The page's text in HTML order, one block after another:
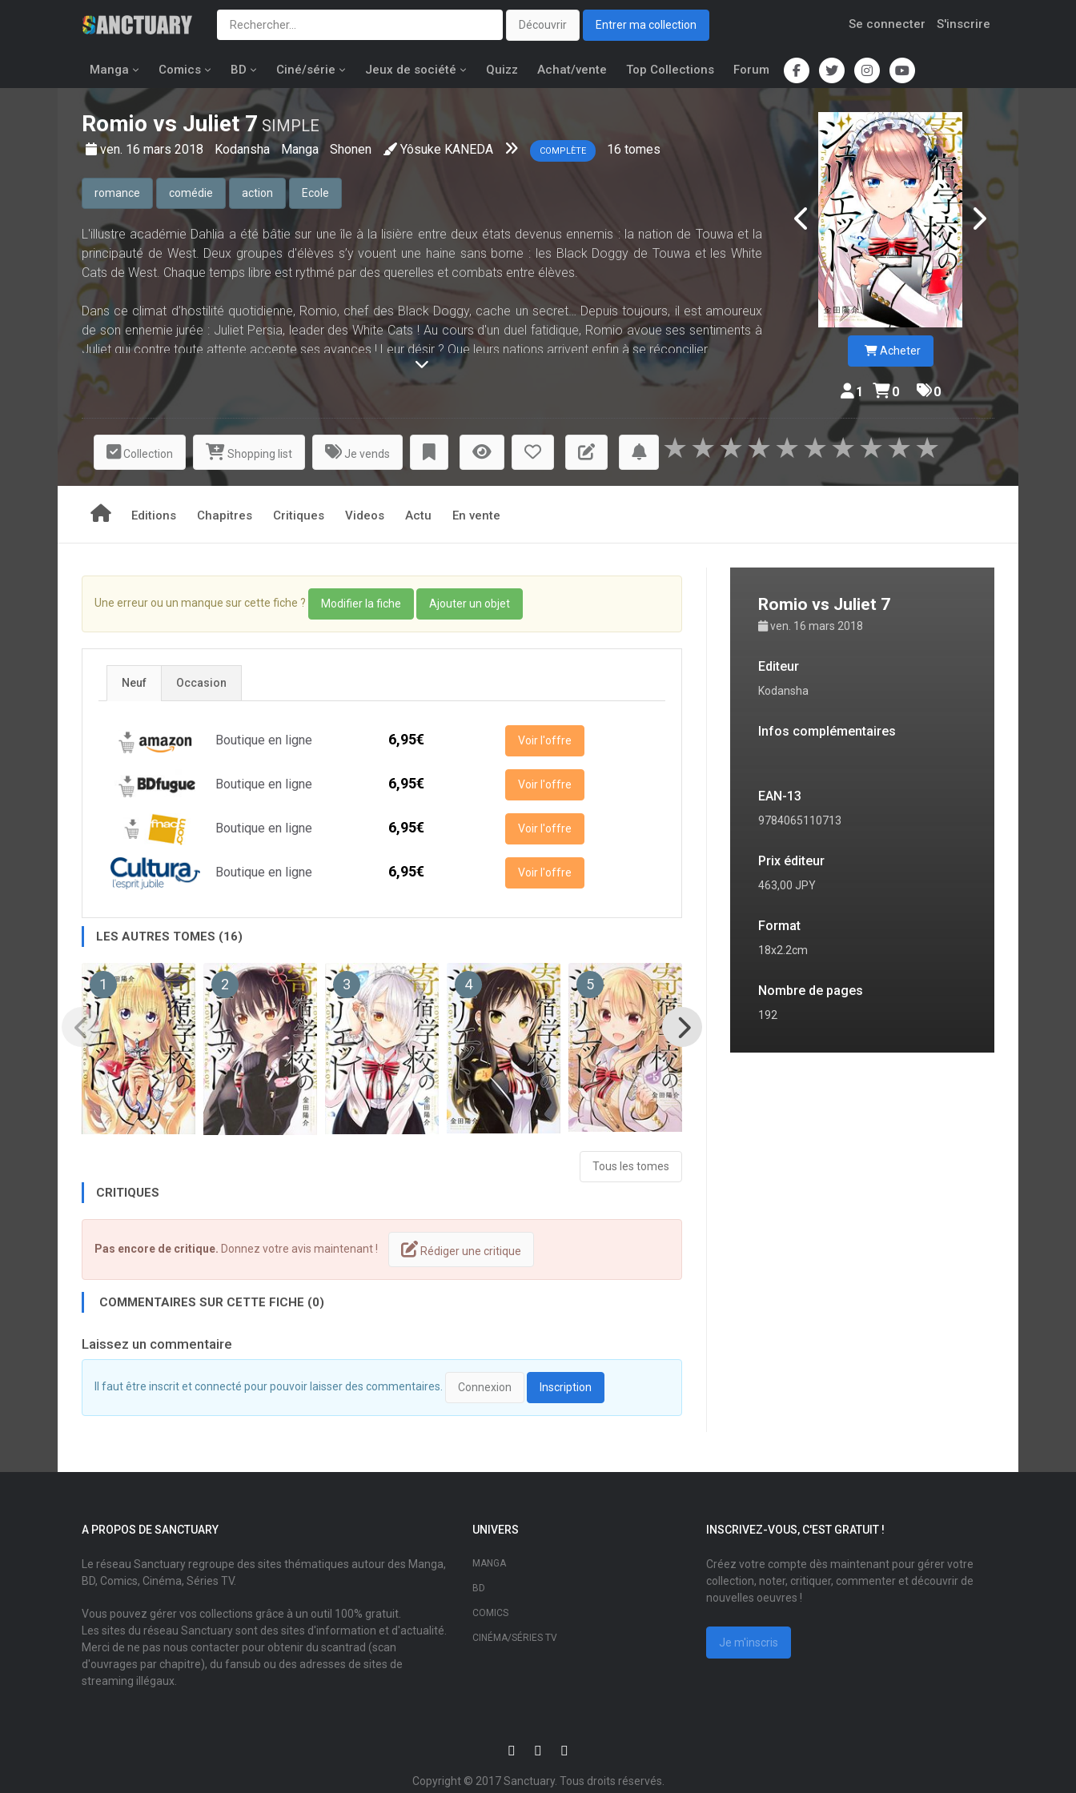
Découvrir Entrer ma collection Se connecter S'inscrire
Manga Comics BD Ciné/série Jeux de société Quizz Achat/vente Top Collections Forum
Romio vs Juliet7 SIMPLE
ven. 16 mars 2018 Kodansha Manga Shonen Yôsuke KANEDA COMPLÈTE 16 tomes
romance comédie action Ecole
L'illustre académie Dahlia a été bâtie sur une île à la lisière entre deux états devenus ennemis : la nation de Touwa et la
principauté de West. Deux groupes d'élèves s’y vouent une haine sans borne : les Black Doggy de Touwa et les White
Cats de West. Chaque temps libre est rythmé par des querelles et combats entre élèves.
Dans ce climat d’hostilité quotidienne, Romio, chef des Black Doggy, cache un secret… Depuis toujours, il est amoureux
de son ennemie jurée : Juliet Persia, leader des White Cats ! Au cours d'un duel fatidique, Romio avoue ses sentiments à
Juliet qui contre toute attente accepte ses avances ! Leur désir ? Que leurs nations arrivent enfin à se réconcilier.
Acheter
1 0 0
Collection Shopping list Je vends ★
★
★
★
★
★
★
★
★
★
Editions Chapitres Critiques Videos Actu En vente
Une erreur ou un manque sur cette fiche ? Modifier la fiche Ajouter un objet
Neuf Occasion
Boutique en ligne 6,95€ Voir l'offre
Boutique en ligne 6,95€ Voir l'offre
Boutique en ligne 6,95€ Voir l'offre
Boutique en ligne 6,95€ Voir l'offre
LES AUTRES TOMES (16)
1 2 3 4 5 7
Tous les tomes
CRITIQUES
Pas encore de critique. Donnez votre avis maintenant ! Rédiger une critique
COMMENTAIRES SUR CETTE FICHE (0)
Laissez un commentaire
Il faut être inscrit et connecté pour pouvoir laisser des commentaires. Connexion Inscription
Romio vs Juliet 7
ven. 16 mars 2018
Editeur
Kodansha
Infos complémentaires
EAN-13
9784065110713
Prix éditeur
463,00 JPY
Format
18x2.2cm
Nombre de pages
192
A PROPOS DE SANCTUARY
Le réseau Sanctuary regroupe des sites thématiques autour des Manga,
BD, Comics, Cinéma, Séries TV.
Vous pouvez gérer vos collections grâce à un outil 100% gratuit.
Les sites du réseau Sanctuary sont des sites d'information et d'actualité.
Merci de ne pas nous contacter pour obtenir du scantrad (scan
d'ouvrages par chapitre), du fansub ou des adresses de sites de
streaming illégaux.
UNIVERS
MANGA
BD
COMICS
CINÉMA/SÉRIES TV
INSCRIVEZ-VOUS, C'EST GRATUIT !
Créez votre compte dès maintenant pour gérer votre
collection, noter, critiquer, commenter et découvrir de
nouvelles oeuvres !
Je m'inscris
Copyright © 2017Sanctuary. Tous droits réservés.